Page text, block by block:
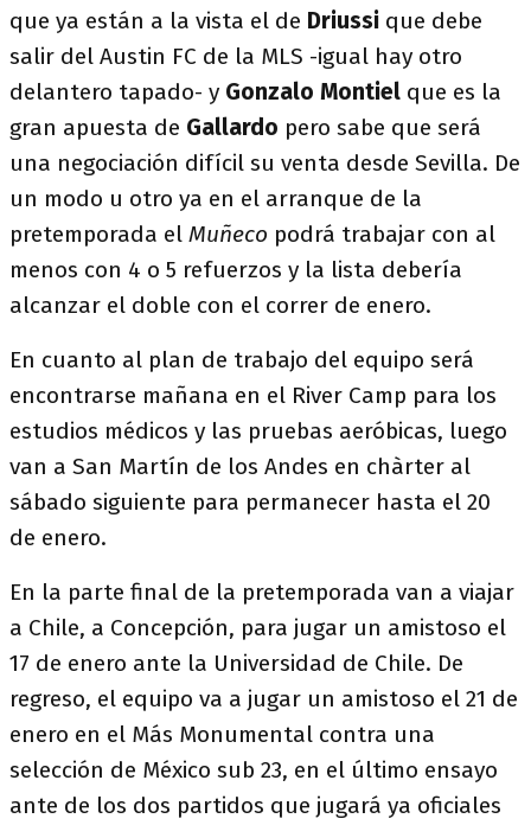
que ya están a la vista el de Driussi que debe
salir del Austin FC de la MLS -igual hay otro
delantero tapado- y Gonzalo Montiel que es la
gran apuesta de Gallardo pero sabe que será
una negociación difícil su venta desde Sevilla. De
un modo u otro ya en el arranque de la
pretemporada el Muñeco podrá trabajar con al
menos con 4 o 5 refuerzos y la lista debería
alcanzar el doble con el correr de enero.
En cuanto al plan de trabajo del equipo será
encontrarse mañana en el River Camp para los
estudios médicos y las pruebas aeróbicas, luego
van a San Martín de los Andes en chàrter al
sábado siguiente para permanecer hasta el 20
de enero.
En la parte final de la pretemporada van a viajar
a Chile, a Concepción, para jugar un amistoso el
17 de enero ante la Universidad de Chile. De
regreso, el equipo va a jugar un amistoso el 21 de
enero en el Más Monumental contra una
selección de México sub 23, en el último ensayo
ante de los dos partidos que jugará ya oficiales